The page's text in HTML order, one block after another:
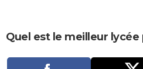
Quel est le meilleur